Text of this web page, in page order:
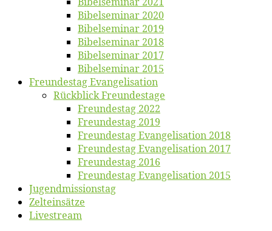
Bi­bel­se­mi­nar 2020
Bi­bel­se­mi­nar 2019
Bi­bel­se­mi­nar 2018
Bibelsemi­nar 2017
Bibelsemi­nar 2015
Freun­des­tag Evangelisation
Rück­blick Freundestage
Freun­des­tag 2022
Freun­des­tag 2019
Freun­des­tag Evan­ge­li­sa­ti­on 2018
Freun­des­tag Evan­ge­li­sa­ti­on 2017
Freun­des­tag 2016
Freun­des­tag Evan­ge­li­sa­ti­on 2015
Jugend­mis­sions­tag
Zelt­ein­sät­ze
Live­stream